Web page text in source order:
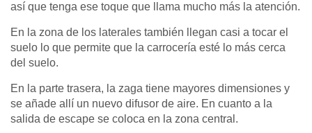
así que tenga ese toque que llama mucho más la atención.
En la zona de los laterales también llegan casi a tocar el
suelo lo que permite que la carrocería esté lo más cerca
del suelo.
En la parte trasera, la zaga tiene mayores dimensiones y
se añade allí un nuevo difusor de aire. En cuanto a la
salida de escape se coloca en la zona central.